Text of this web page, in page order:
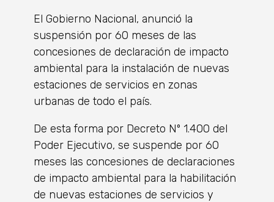
El Gobierno Nacional, anunció la
suspensión por 60 meses de las
concesiones de declaración de impacto
ambiental para la instalación de nuevas
estaciones de servicios en zonas
urbanas de todo el país.
De esta forma por Decreto Nº 1.400 del
Poder Ejecutivo, se suspende por 60
meses las concesiones de declaraciones
de impacto ambiental para la habilitación
de nuevas estaciones de servicios y